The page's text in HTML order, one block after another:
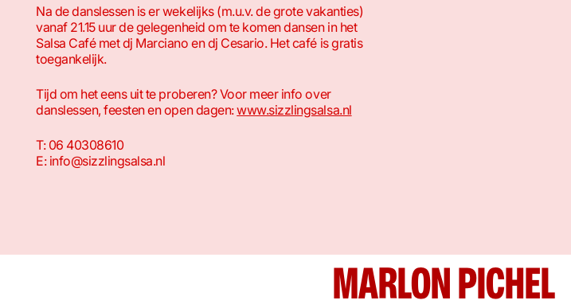
Na de danslessen is er wekelijks (m.u.v. de grote vakanties)
vanaf 21.15 uur de gelegenheid om te komen dansen in het
Salsa Café met dj Marciano en dj Cesario. Het café is gratis
toegankelijk.
Tijd om het eens uit te proberen? Voor meer info over
danslessen, feesten en open dagen:www.sizzlingsalsa.nl
T: 06 40308610
E: info@sizzlingsalsa.nl
MARLON PICHEL